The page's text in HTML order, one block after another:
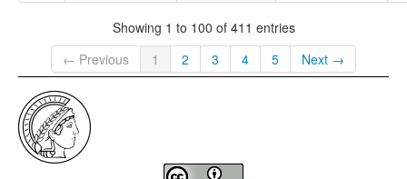
Showing 1 to 100 of 411 entries
← Previous
1 2 3 4 5 Next →